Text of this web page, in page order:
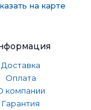
на карте
Доставка
Оплата
компании
Гарантия